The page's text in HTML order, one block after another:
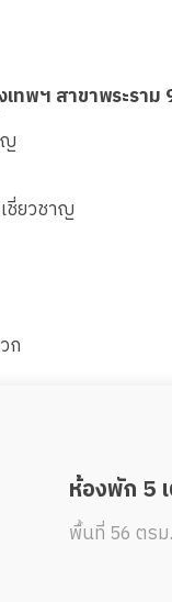
ทพฯ สาขาพระราม
ชี่ยวชาญ
ก
ห้องพัก 5
พื้นที่ 56 ตรม.